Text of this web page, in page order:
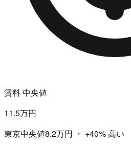
賃料 中央値
11.5万円
東京中央値8.2万円 ・ +40%高い